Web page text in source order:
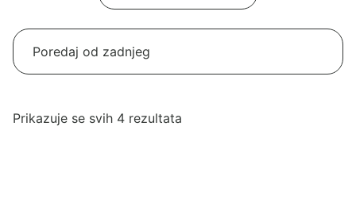
Prikazuje se svih 4 rezultata